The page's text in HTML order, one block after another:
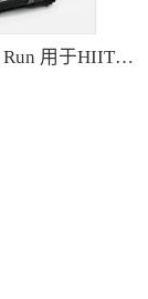
Technogym Run 用于HIIT训练的跑步机